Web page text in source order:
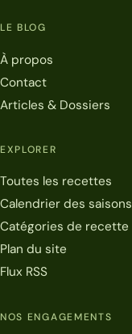
LE BLOG
À propos
Contact
Articles & Dossiers
EXPLORER
Toutes les recettes
Calendrier des saisons
Catégories de recette
Plan du site
Flux RSS
NOS ENGAGEMENTS